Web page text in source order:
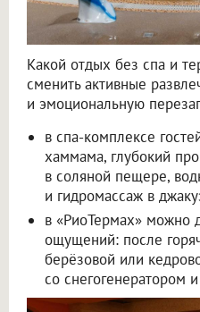
Какой отдых без спа и
сменить активные
и эмоциональную
в спа-комплексе
хаммама, глубокий
в соляной пещере,
и гидромассаж в
в «РиоТермах» можно
ощущений: после
берёзовой или
со снегогенератором